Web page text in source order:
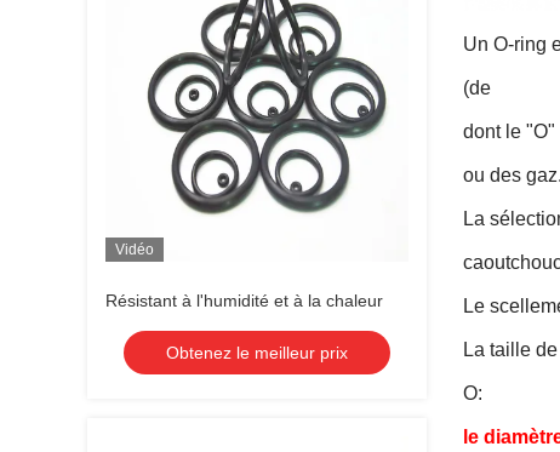
Vidéo
Résistant à l'humidité et à la chaleur
Obtenez le meilleur prix
Un O-ring
(de
dont le "O"
ou des gaz.
La
Le
La taille
O:
le